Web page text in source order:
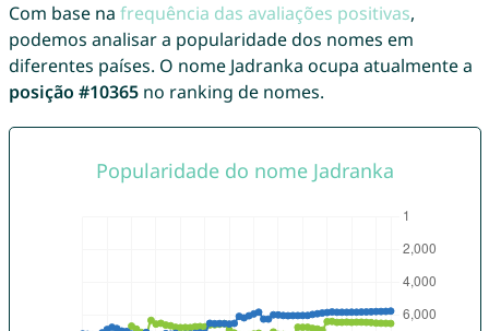
Com base na frequência das avaliações positivas,
podemos analisar a popularidade dos nomes em
diferentes países. O nome Jadranka ocupa atualmente a
posição #10365no ranking de nomes.